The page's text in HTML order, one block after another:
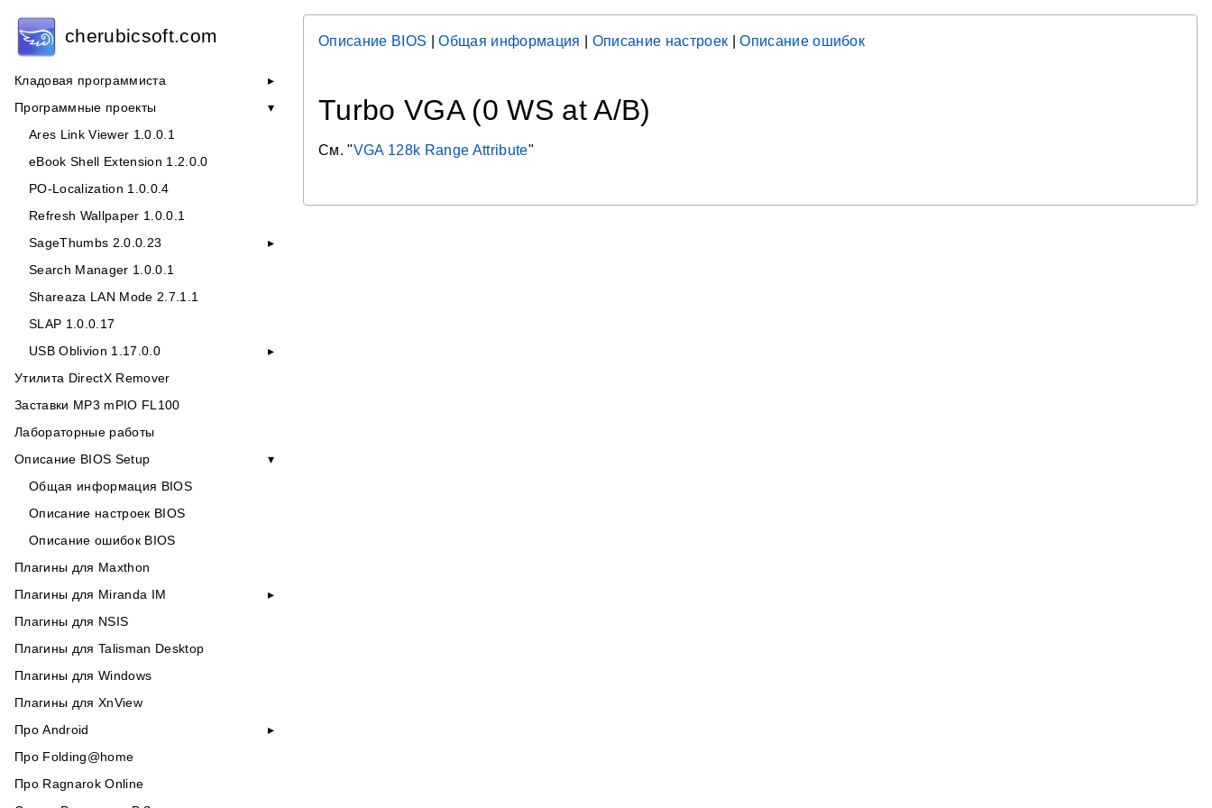
cherubicsoft.com
Кладовая программиста
Программные проекты
Ares Link Viewer 1.0.0.1
eBook Shell Extension 1.2.0.0
PO-Localization 1.0.0.4
Refresh Wallpaper 1.0.0.1
SageThumbs 2.0.0.23
Search Manager 1.0.0.1
Shareaza LAN Mode 2.7.1.1
SLAP 1.0.0.17
USB Oblivion 1.17.0.0
Утилита DirectX Remover
Заставки MP3 mPIO FL100
Лабораторные работы
Описание BIOS Setup
Общая информация BIOS
Описание настроек BIOS
Описание ошибок BIOS
Плагины для Maxthon
Плагины для Miranda IM
Плагины для NSIS
Плагины для Talisman Desktop
Плагины для Windows
Плагины для XnView
Про Android
Про Folding@home
Про Ragnarok Online
Описание BIOS |Общая информация Описание настроек |Описание ошибок
Turbo VGA (0 WS at A/B)
См. "VGA 128k Range Attribute"